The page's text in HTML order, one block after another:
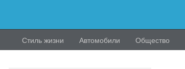
Стиль жизни Автомобили Общество